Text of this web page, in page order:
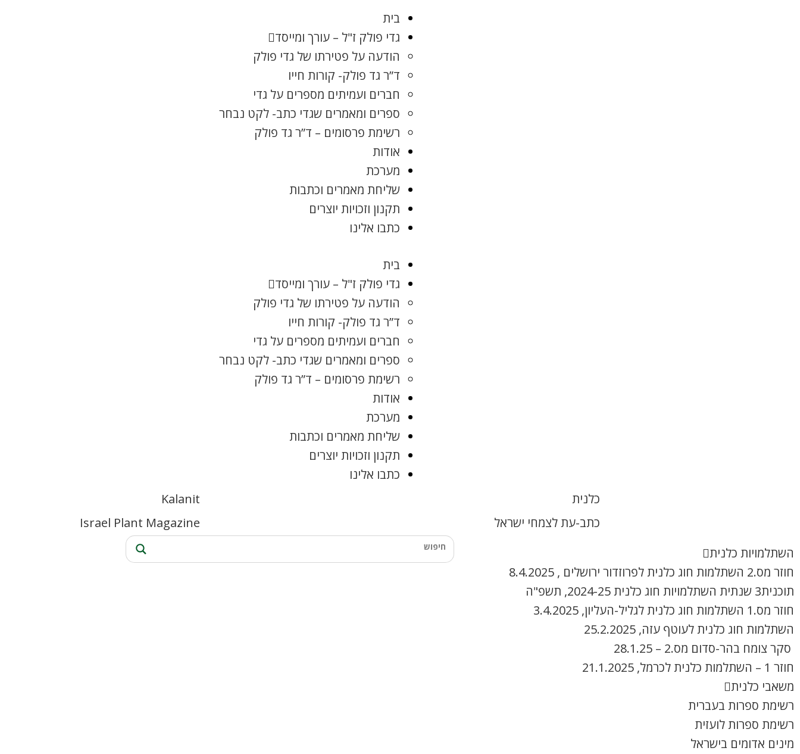
בית
גדי פולק ז"ל – עורך ומייסד
הודעה על פטירתו של גדי פולק
ד”ר גד פולק- קורות חייו
חברים ועמיתים מספרים על גדי
ספרים ומאמרים שגדי כתב- לקט נבחר
רשימת פרסומים – ד”ר גד פולק
אודות
מערכת
שליחת מאמרים וכתבות
תקנון וזכויות יוצרים
כתבו אלינו
בית
גדי פולק ז"ל – עורך ומייסד
הודעה על פטירתו של גדי פולק
ד”ר גד פולק- קורות חייו
חברים ועמיתים מספרים על גדי
ספרים ומאמרים שגדי כתב- לקט נבחר
רשימת פרסומים – ד”ר גד פולק
אודות
מערכת
שליחת מאמרים וכתבות
תקנון וזכויות יוצרים
כתבו אלינו
כלנית
כתב-עת לצמחי ישראל
Kalanit
Israel Plant Magazine
השתלמויות כלנית
חוזר מס.2 השתלמות חוג כלנית לפרוזדור ירושלים , 8.4.2025
תוכנית3 שנתית השתלמויות חוג כלנית 2024-25, תשפ"ה
חוזר מס.1 השתלמות חוג כלנית לגליל-העליון, 3.4.2025
השתלמות חוג כלנית לעוטף עזה, 25.2.2025
סקר צומח בהר-סדום מס.2 – 28.1.25
חוזר 1 – השתלמות כלנית לכרמל, 21.1.2025
משאבי כלנית
רשימת ספרות בעברית
רשימת ספרות לועזית
מינים אדומים בישראל